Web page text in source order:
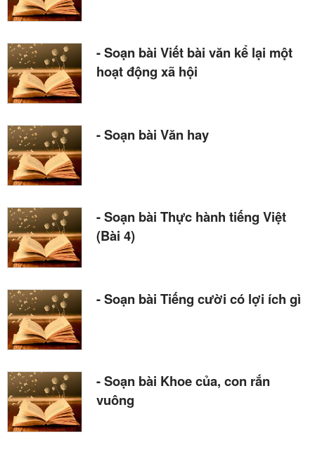
- Soạn bài Viết bài văn kể lại một
hoạt động xã hội
- Soạn bài Văn hay
- Soạn bài Thực hành tiếng Việt
(Bài 4)
- Soạn bài Tiếng cười có lợi ích gì
- Soạn bài Khoe của, con rắn
vuông